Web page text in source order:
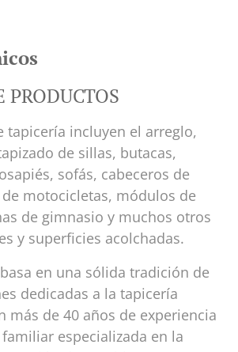
PRODUCTOS
tapicería incluyen el arreglo,
de sillas, butacas,
sofás, cabeceros de
motocicletas, módulos de
de gimnasio y muchos otros
y superficies acolchadas.
en una sólida tradición de
dedicadas a la tapicería
más de 40 años de experiencia
especializada en la